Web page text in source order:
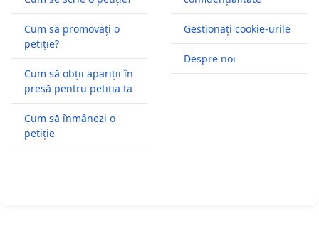
Cum să promovați o
petiție?
Cum să obții apariții în
presă pentru petiția ta
Cum să înmânezi o
petiție
Gestionați cookie-urile
Despre noi